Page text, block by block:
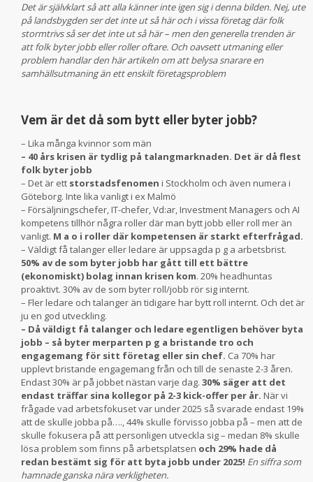
Det är självklart så att alla känner inte igen sig i denna bilden. Nej, ute
på landsbygden ser det inte ut så här och i vissa företag där folk
stormtrivs så ser det inte ut så här – men den generella trenden är
att folk byter jobb eller roller oftare. Och oavsett utmaning eller
problem handlar den här artikeln om att belysa snarare en
samhällsutmaning än ett enskilt företagsproblem
Vem är det då som bytt eller byter jobb?
– Lika många kvinnor som män
– 40 års krisen är tydlig på talangmarknaden. Det är då flest
folk byter jobb
– Det är ett storstadsfenomen i Stockholm och även numera i
Göteborg. Inte lika vanligt i ex Malmö
– Försäljningschefer, IT-chefer, Vd:ar, Investment Managers och AI
kompetens tillhör några roller där man bytt jobb eller roll mer än
vanligt. M a o i roller där kompetensen är starkt efterfrågad.
– Väldigt få talanger eller ledare är uppsagda p g a arbetsbrist.
50% av de som byter jobb har gått till ett bättre
(ekonomiskt) bolag innan krisen kom. 20% headhuntas
proaktivt. 30% av de som byter roll/jobb rör sig internt.
– Fler ledare och talanger än tidigare har bytt roll internt. Och det är
ju en god utveckling.
– Då väldigt få talanger och ledare egentligen behöver byta
jobb – så byter merparten p g a bristande tro och
engagemang för sitt företag eller sin chef. Ca 70% har
upplevt bristande engagemang från och till de senaste 2-3 åren.
Endast 30% är på jobbet nästan varje dag. 30% säger att det
endast träffar sina kollegor på 2-3 kick-offer per år. När vi
frågade vad arbetsfokuset var under 2025 så svarade endast 19%
att de skulle jobba på…., 44% skulle förvisso jobba på – men att de
skulle fokusera på att personligen utveckla sig – medan 8% skulle
lösa problem som finns på arbetsplatsen och 29% hade då
redan bestämt sig för att byta jobb under 2025! En siffra som
hamnade ganska nära verkligheten.